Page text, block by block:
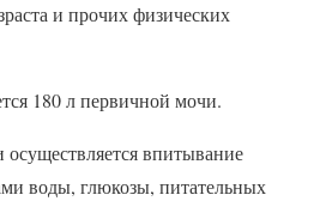
и прочих физических
180 л первичной мочи.
впитывание
воды, глюкозы, питательных